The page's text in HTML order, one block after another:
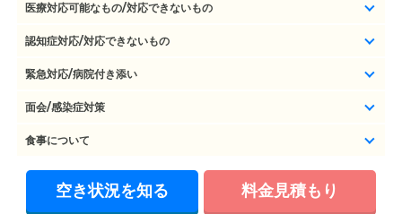
医療対応可能なもの/対応できないもの
認知症対応/対応できないもの
緊急対応/病院付き添い
面会/感染症対策
食事について
空き状況を知る 料金見積もり